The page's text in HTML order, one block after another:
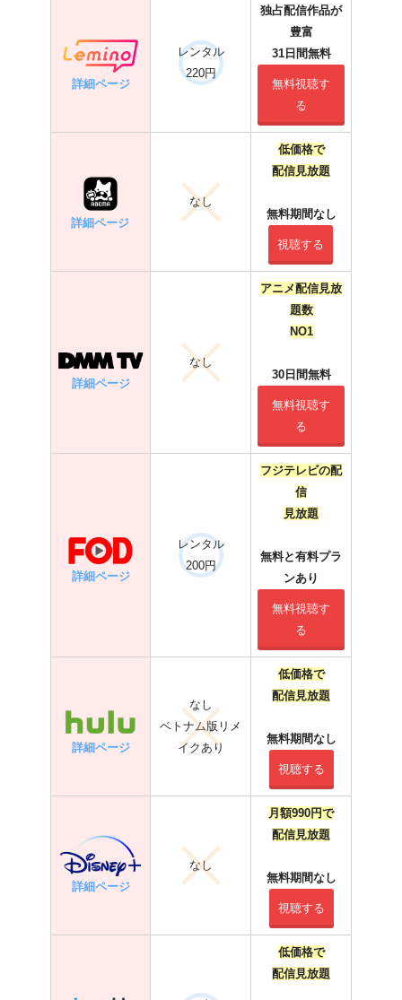
詳細ページ
レンタル
220円
独占配信作品が
豊富
31日間無料
無料視聴す
る
詳細ページ
なし
低価格で
配信見放題
無料期間なし
視聴する
詳細ページ
なし
アニメ配信見放
題数
NO1
30日間無料
無料視聴す
る
詳細ページ
レンタル
200円
フジテレビの配
信
見放題
無料と有料プラ
ンあり
無料視聴す
る
詳細ページ
なし
ベトナム版リメ
イクあり
低価格で
配信見放題
無料期間なし
視聴する
詳細ページ
なし
月額990円で
配信見放題
無料期間なし
視聴する
低価格で
配信見放題